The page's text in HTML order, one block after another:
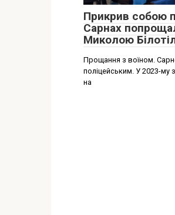
Прикрив собою
Сарнах
Миколою
Прощання з воїном.
поліцейським. У 2023-му
на